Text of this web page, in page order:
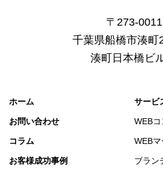
〒273-0011
千葉県船橋市湊町
湊町日本橋ビ
ホーム
お問い合わせ
コラム
お客様成功事例
サービ
WEB
WEB
ブラン